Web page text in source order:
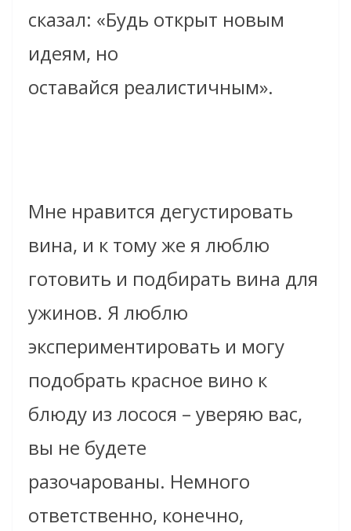
сказал: «Будь открыт новым
идеям, но
оставайся реалистичным».
Mне нравится дегустировать
вина, и к тому же я люблю
готовить и подбирать вина для
ужинов. Я люблю
экспериментировать и могу
подобрать красное вино к
блюду из лосося – уверяю вас,
вы не будете
разочарованы. Немного
ответственно, конечно,